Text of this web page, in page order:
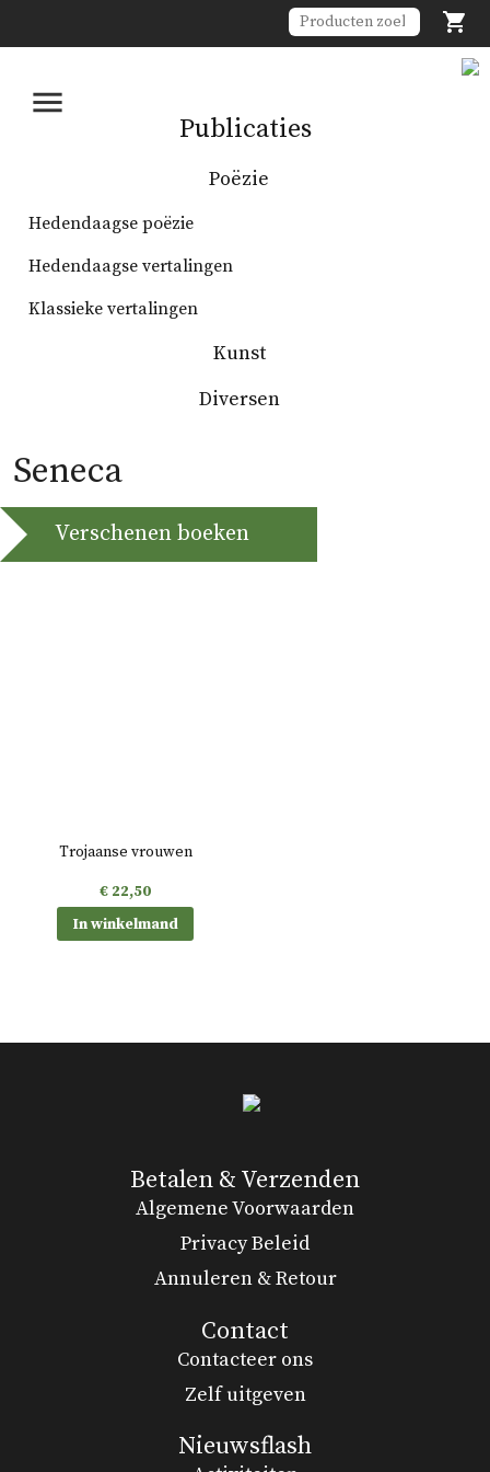


Publicaties
Poëzie
Hedendaagse poëzie
Hedendaagse vertalingen
Klassieke vertalingen
Kunst
Diversen
Seneca
Verschenen boeken
Trojaanse vrouwen
€ 22,50
In winkelmand
Betalen & Verzenden
Algemene Voorwaarden
Privacy Beleid
Annuleren & Retour
Contact
Contacteer ons
Zelf uitgeven
Nieuwsflash